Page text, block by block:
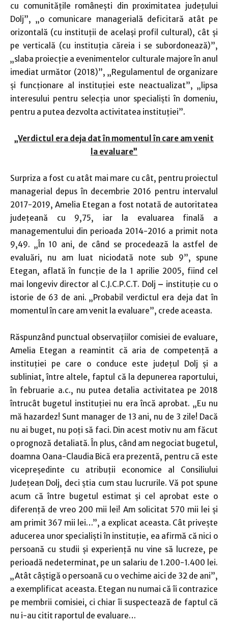
cu comunităţile româneşti din proximitatea judeţului
Dolj”, „o comunicare managerială deficitară atât pe
orizontală (cu instituţii de acelaşi profil cultural), cât şi
pe verticală (cu instituţia căreia i se subordonează)”,
„slaba proiecţie a evenimentelor culturale majore în anul
imediat următor (2018)”, „Regulamentul de organizare
şi funcţionare al instituţiei este neactualizat”, „lipsa
interesului pentru selecţia unor specialişti în domeniu,
pentru a putea dezvolta activitatea instituţiei”.
„Verdictul era deja dat în momentul în care am venit
la evaluare”
Surpriza a fost cu atât mai mare cu cât, pentru proiectul
managerial depus în decembrie 2016 pentru intervalul
2017-2019, Amelia Etegan a fost notată de autoritatea
judeţeană cu 9,75, iar la evaluarea finală a
managementului din perioada 2014-2016 a primit nota
9,49. „În 10 ani, de când se procedează la astfel de
evaluări, nu am luat niciodată note sub 9”, spune
Etegan, aflată în funcţie de la 1 aprilie 2005, fiind cel
mai longeviv director al C.J.C.P.C.T. Dolj – instituţie cu o
istorie de 63 de ani. „Probabil verdictul era deja dat în
momentul în care am venit la evaluare”, crede aceasta.
Răspunzând punctual observaţiilor comisiei de evaluare,
Amelia Etegan a reamintit că aria de competenţă a
instituţiei pe care o conduce este judeţul Dolj şi a
subliniat, între altele, faptul că la depunerea raportului,
în februarie a.c., nu putea detalia activitatea pe 2018
întrucât bugetul instituţiei nu era încă aprobat. „Eu nu
mă hazardez! Sunt manager de 13 ani, nu de 3 zile! Dacă
nu ai buget, nu poţi să faci. Din acest motiv nu am făcut
o prognoză detaliată. În plus, când am negociat bugetul,
doamna Oana-Claudia Bică era prezentă, pentru că este
vicepreşedinte cu atribuţii economice al Consiliului
Judeţean Dolj, deci ştia cum stau lucrurile. Vă pot spune
acum că între bugetul estimat şi cel aprobat este o
diferenţă de vreo 200 mii lei! Am solicitat 570 mii lei şi
am primit 367 mii lei…”, a explicat aceasta. Cât priveşte
aducerea unor specialişti în instituţie, ea afirmă că nici o
persoană cu studii şi experienţă nu vine să lucreze, pe
perioadă nedeterminat, pe un salariu de 1.200-1.400 lei.
„Atât câştigă o persoană cu o vechime aici de 32 de ani”,
a exemplificat aceasta. Etegan nu numai că îi contrazice
pe membrii comisiei, ci chiar îi suspectează de faptul că
nu i-au citit raportul de evaluare…